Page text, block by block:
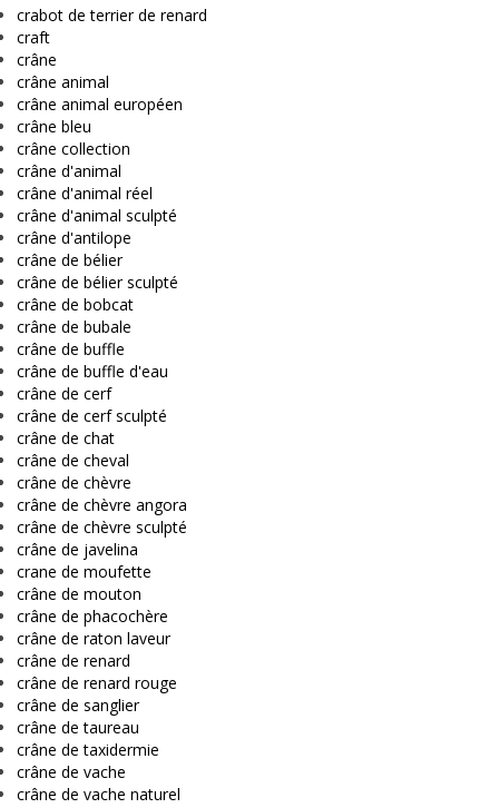
crabot de terrier de renard
craft
crâne
crâne animal
crâne animal européen
crâne bleu
crâne collection
crâne d'animal
crâne d'animal réel
crâne d'animal sculpté
crâne d'antilope
crâne de bélier
crâne de bélier sculpté
crâne de bobcat
crâne de bubale
crâne de buffle
crâne de buffle d'eau
crâne de cerf
crâne de cerf sculpté
crâne de chat
crâne de cheval
crâne de chèvre
crâne de chèvre angora
crâne de chèvre sculpté
crâne de javelina
crane de moufette
crâne de mouton
crâne de phacochère
crâne de raton laveur
crâne de renard
crâne de renard rouge
crâne de sanglier
crâne de taureau
crâne de taxidermie
crâne de vache
crâne de vache naturel